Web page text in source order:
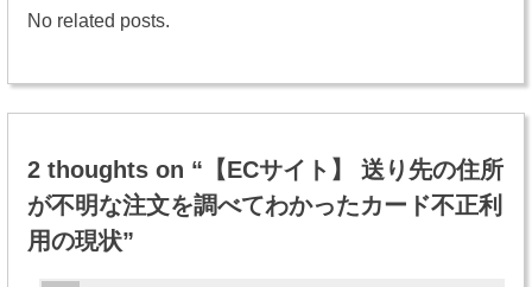
No related posts.
ナ
ビ
2 thoughts on “ 【ECサイト】 送り先の住所
が不明な注文を調べてわかったカード不正利
用の現状”